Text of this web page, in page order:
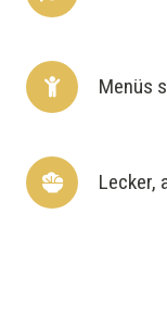
Menüs
Lecker,